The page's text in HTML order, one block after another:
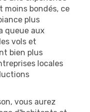
moins bondés, ce
plus
queue aux
vols et
bien plus
locales
vous aurez